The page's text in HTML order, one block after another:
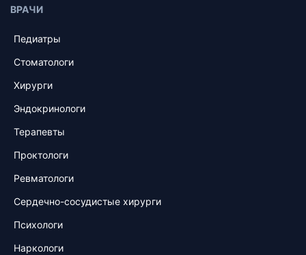
ВРАЧИ
Педиатры
Стоматологи
Хирурги
Эндокринологи
Терапевты
Проктологи
Ревматологи
Сердечно-сосудистые хирурги
Психологи
Наркологи